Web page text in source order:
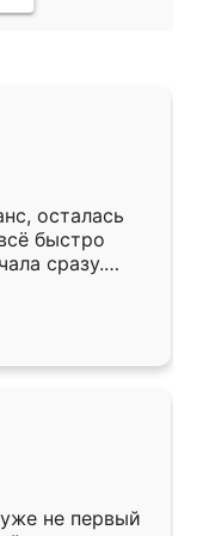
осталась
быстро
сразу.
подошёл к
Собрали
даже
не первый